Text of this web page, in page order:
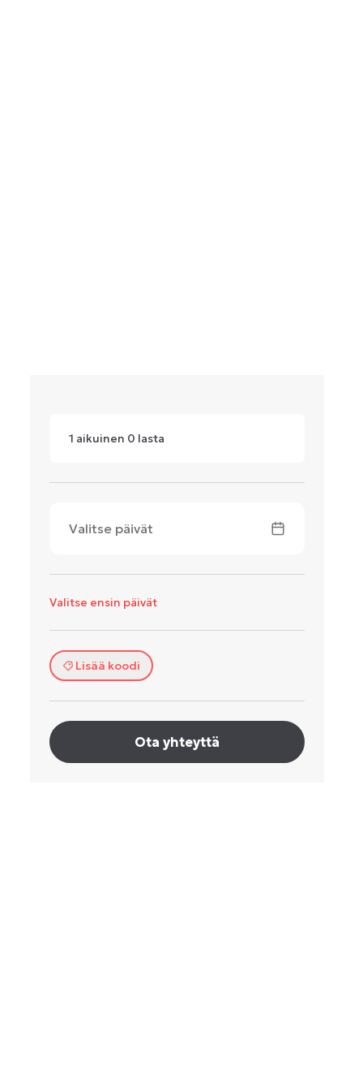
1 aikuinen 0 lasta
Valitse päivät
Valitse ensin päivät
Lisää koodi
Ota yhteyttä